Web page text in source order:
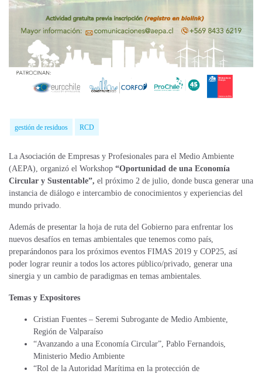
gestión de residuos RCD
La Asociación de Empresas y Profesionales para el Medio Ambiente
(AEPA), organizó el Workshop “Oportunidad de una Economía
Circular y Sustentable”, el próximo 2 de julio, donde busca generar una
instancia de diálogo e intercambio de conocimientos y experiencias del
mundo privado.
Además de presentar la hoja de ruta del Gobierno para enfrentar los
nuevos desafíos en temas ambientales que tenemos como país,
preparándonos para los próximos eventos FIMAS 2019 y COP25, así
poder lograr reunir a todos los actores público/privado, generar una
sinergia y un cambio de paradigmas en temas ambientales.
Temas y Expositores
Cristian Fuentes – Seremi Subrogante de Medio Ambiente,
Región de Valparaíso
“Avanzando a una Economía Circular”, Pablo Fernandois,
Ministerio Medio Ambiente
“Rol de la Autoridad Marítima en la protección de